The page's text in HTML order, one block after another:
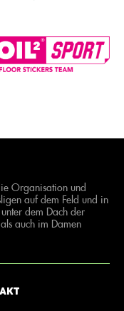
Organisation und
auf dem Feld und in
dem Dach der
auch im Damen